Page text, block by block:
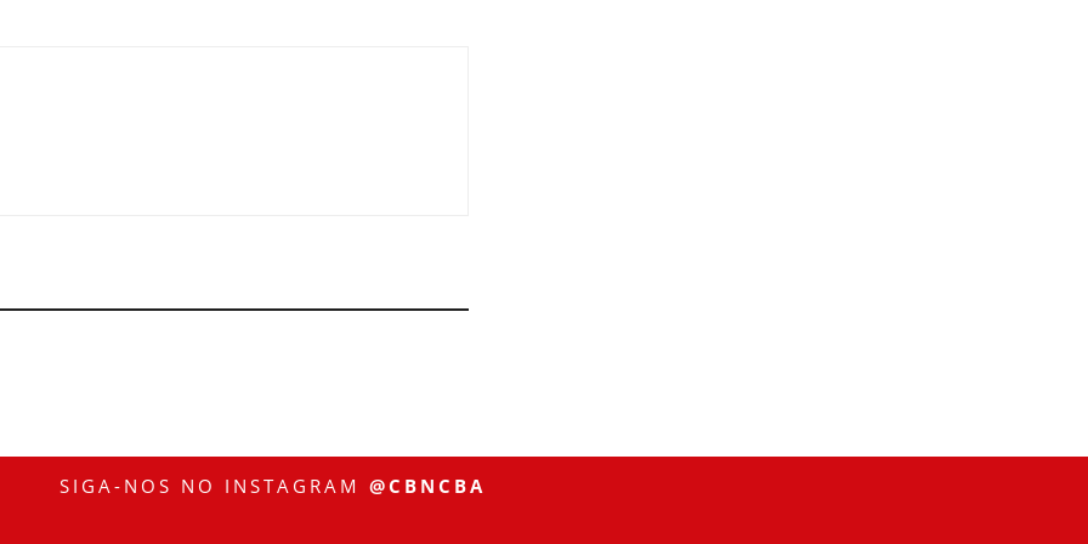
SIGA-NOS NO INSTAGRAM @CBNCBA